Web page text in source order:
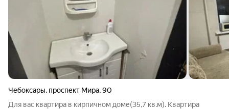
Чебоксары, проспект Мира,90
Для вас квартира в кирпичном доме(35,7 кв.м). Квартира